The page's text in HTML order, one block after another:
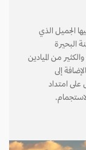
الجميل الذي
من الميادين
إلى
امتداد